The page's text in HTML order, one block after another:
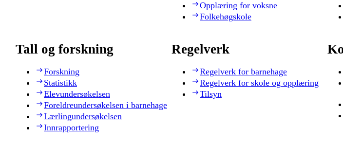
Opplæring for voksne
Folkehøgskole
Tall og forskning
Forskning
Statistikk
Elevundersøkelsen
Foreldreundersøkelsen i barnehage
Lærlingundersøkelsen
Innrapportering
Regelverk
Regelverk for barnehage
Regelverk for skole og opplæring
Tilsyn